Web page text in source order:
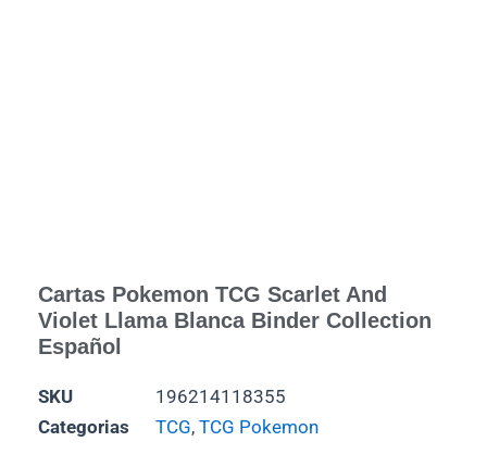
Cartas Pokemon TCG Scarlet And
Violet Llama Blanca Binder Collection
Español
SKU
196214118355
Categorias
TCG, TCG Pokemon